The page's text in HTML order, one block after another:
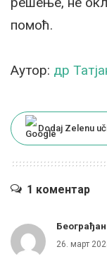
помоћ.
Аутор: др
Dodaj Zelenu
1 коментар
26. март